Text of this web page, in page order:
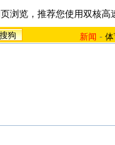
浏览，推荐您使用双核高
狗 新闻 -